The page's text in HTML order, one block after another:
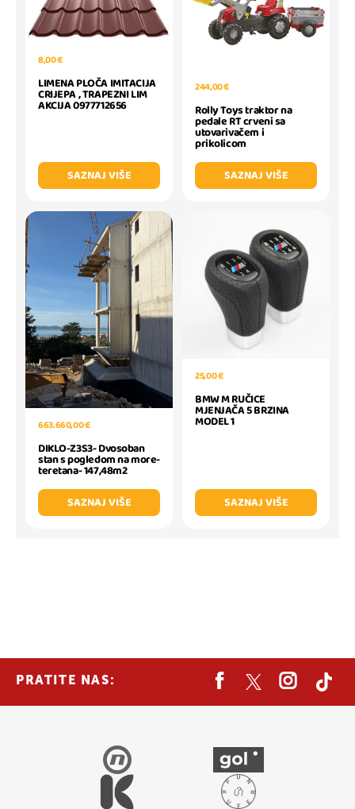
8,00 €
LIMENA PLOČA IMITACIJA
CRIJEPA , TRAPEZNI LIM
AKCIJA 0977712656
SAZNAJ VIŠE
244,00 €
Rolly Toys traktor na
pedale RT crveni sa
utovarivačem i
prikolicom
SAZNAJ VIŠE
663.660,00 €
DIKLO-Z3S3- Dvosoban
stan s pogledom na more-
teretana- 147,48m2
SAZNAJ VIŠE
25,00 €
BMW M RUČICE
MJENJAČA 5 BRZINA
MODEL 1
SAZNAJ VIŠE
PRATITE NAS: